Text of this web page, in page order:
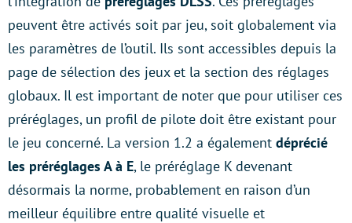
peuvent être activés soit par jeu, soit globalement via
les paramètres de l’outil. Ils sont accessibles depuis la
page de sélection des jeux et la section des réglages
globaux. Il est important de noter que pour utiliser ces
préréglages, un profil de pilote doit être existant pour
le jeu concerné. La version 1.2 a également déprécié
les préréglages A à E, le préréglage K devenant
désormais la norme, probablement en raison d’un
meilleur équilibre entre qualité visuelle et